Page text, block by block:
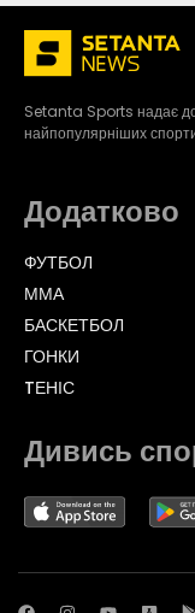
Setanta Sports надає
найпопулярніших
Додатково
ФУТБОЛ
ММА
БАСКЕТБОЛ
ГОНКИ
TЕНІС
Дивись